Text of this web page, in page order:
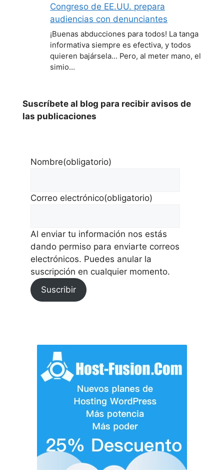
Congreso de EE.UU. prepara
audiencias con denunciantes
¡Buenas abducciones para todos! La tanga
informativa siempre es efectiva, y todos
quieren bajársela... Pero, al meter mano, el
simio…
Suscríbete al blog para recibir avisos de
las publicaciones
Nombre(obligatorio)
Correo electrónico(obligatorio)
Al enviar tu información nos estás
dando permiso para enviarte correos
electrónicos. Puedes anular la
suscripción en cualquier momento.
Suscribir